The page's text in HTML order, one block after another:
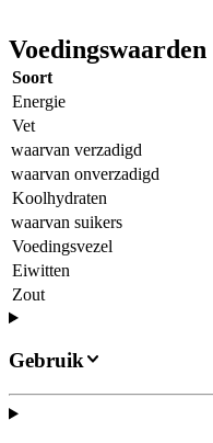
Voedingswaarden
Soort
Energie
Vet
waarvan verzadigd
waarvan onverzadigd
Koolhydraten
waarvan suikers
Voedingsvezel
Eiwitten
Zout
Gebruik